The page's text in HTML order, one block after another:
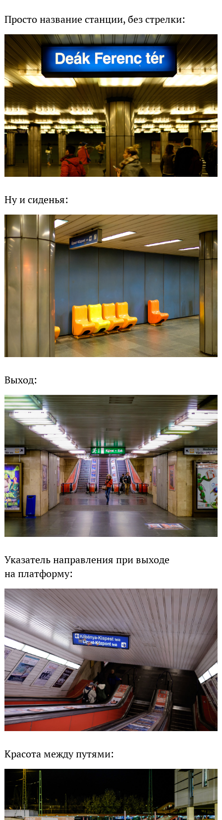
Просто название станции, без стрелки:
Ну и сиденья:
Выход:
Указатель направления при выходе
на платформу:
Красота между путями: